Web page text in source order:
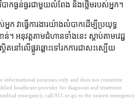
ាកធ្ងន់ធ្ងរជាមួយលំពែង និងថ្លើមរបស់អ្នក។
ក វាធ្វើការងារយ៉ាងលំបាកដើម្បីប្រយុទ្ធ
។ អនុវត្តតាមជំហានទាំងនេះ ស្តាប់តាមវេជ្ជ
នៅលើផ្លូវឆ្ពោះទៅរកការជាសះស្បើយ
informational purposes only and does not constitute
healthcare provider for diagnosis and treatment
emergency, call 911 or go to the nearest emergency